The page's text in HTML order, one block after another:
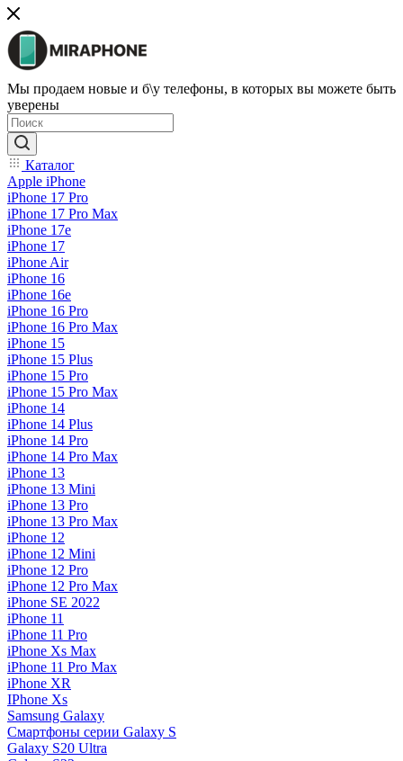
Мы продаем новые и б\у телефоны, в которых вы можете быть
уверены
Каталог
Apple iPhone
iPhone 17 Pro
iPhone 17 Pro Max
iPhone 17e
iPhone 17
iPhone Air
iPhone 16
iPhone 16e
iPhone 16 Pro
iPhone 16 Pro Max
iPhone 15
iPhone 15 Plus
iPhone 15 Pro
iPhone 15 Pro Max
iPhone 14
iPhone 14 Plus
iPhone 14 Pro
iPhone 14 Pro Max
iPhone 13
iPhone 13 Mini
iPhone 13 Pro
iPhone 13 Pro Max
iPhone 12
iPhone 12 Mini
iPhone 12 Pro
iPhone 12 Pro Max
iPhone SE 2022
iPhone 11
iPhone 11 Pro
iPhone Xs Max
iPhone 11 Pro Max
iPhone XR
IPhone Xs
Samsung Galaxy
Смартфоны серии Galaxy S
Galaxy S20 Ultra